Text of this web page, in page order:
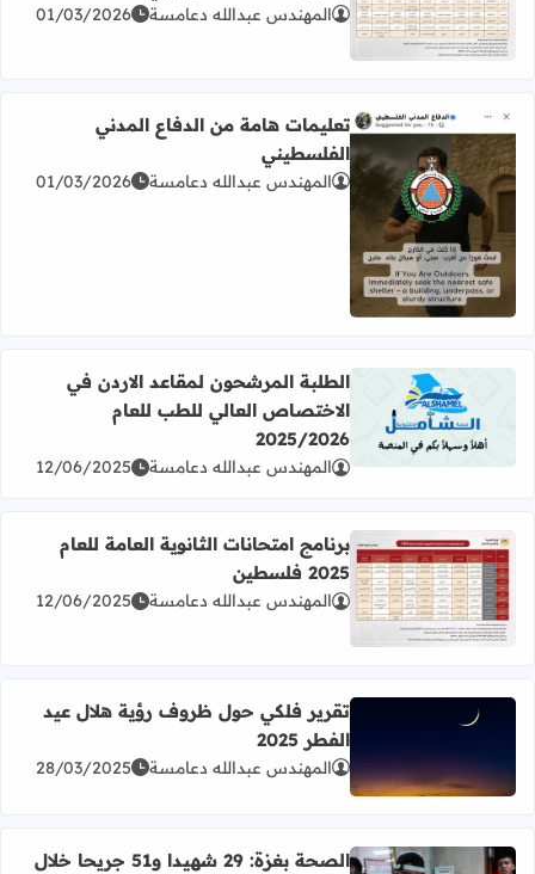
اقرأ المزيد عن برنامج امتحان الثانوية العامة للعام 2026 جدول امتحانات التوجيهي 2026
المهندس عبدالله دعامسة 01/03/2026
اقرأ المزيد عن تعليمات هامة من الدفاع المدني الفلسطيني
تعليمات هامة من الدفاع المدني
الفلسطيني
المهندس عبدالله دعامسة 01/03/2026
اقرأ المزيد عن الطلبة المرشحون لمقاعد الاردن في الاختصاص
الطلبة المرشحون لمقاعد الاردن في
الاختصاص العالي للطب للعام
2025/2026
المهندس عبدالله دعامسة 12/06/2025
اقرأ المزيد عن برنامج امتحانات الثانوية العامة للعام 2025 فلسطين
برنامج امتحانات الثانوية العامة للعام
2025 فلسطين
المهندس عبدالله دعامسة 12/06/2025
اقرأ المزيد عن تقرير فلكي حول ظروف رؤية هلال عيد الفطر 2025
تقرير فلكي حول ظروف رؤية هلال عيد
الفطر 2025
المهندس عبدالله دعامسة 28/03/2025
الصحة بغزة: 29 شهيدا و51 جريحا خلال